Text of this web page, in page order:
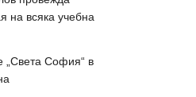
на всяка учебна
„Света София“ в